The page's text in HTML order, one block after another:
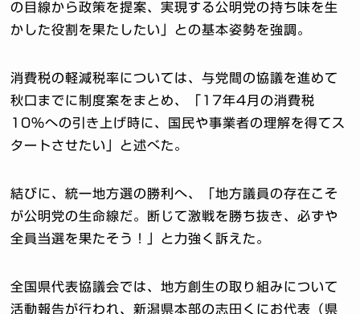
の目線から政策を提案、実現する公明党の持ち味を生
かした役割を果たしたい」との基本姿勢を強調。
消費税の軽減税率については、与党間の協議を進めて
秋口までに制度案をまとめ、「17年4月の消費税
10％への引き上げ時に、国民や事業者の理解を得てス
タートさせたい」と述べた。
結びに、統一地方選の勝利へ、「地方議員の存在こそ
が公明党の生命線だ。断じて激戦を勝ち抜き、必ずや
全員当選を果たそう！」と力強く訴えた。
全国県代表協議会では、地方創生の取り組みについて
活動報告が行われ、新潟県本部の志田くにお代表（県